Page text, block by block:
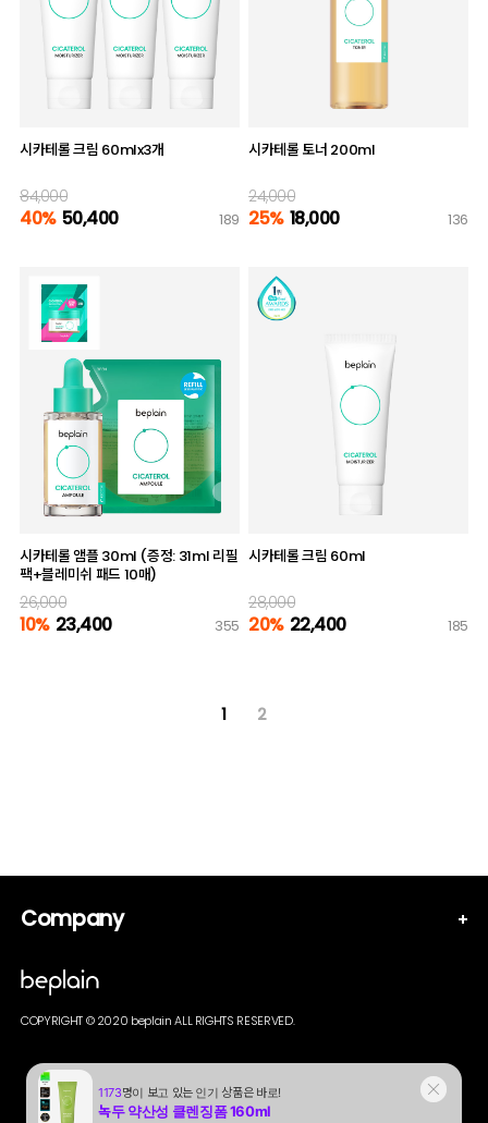
시카테롤 크림 60mlx3개
84,000
40% 50,400 189
시카테롤 토너 200ml
24,000
25% 18,000 136
시카테롤 앰플 30ml (증정: 31ml 리필
팩+블레미쉬 패드 10매)
26,000
10% 23,400 355
시카테롤 크림 60ml
28,000
20% 22,400 185
1 2
Company
COPYRIGHT © 2020 beplain ALL RIGHTS RESERVED.